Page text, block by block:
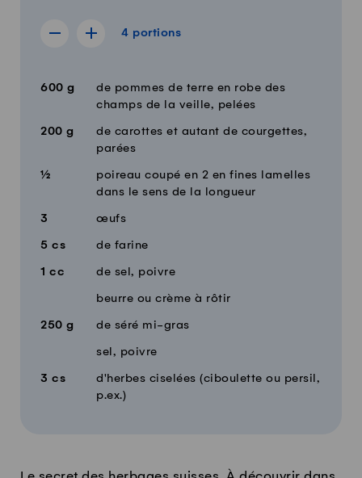
4 portions
Afficher la recette de 3 portions
Afficher la recette de 5 portions
4 portions
Quantité Ingrédients
600 g
de pommes de terre en robe des
champs de la veille, pelées
200 g
de carottes et autant de courgettes,
parées
½
poireau coupé en 2 en fines lamelles
dans le sens de la longueur
3 œufs
5 cs de farine
1 cc de sel, poivre
beurre ou crème à rôtir
250 g de séré mi-gras
sel, poivre
3 cs
d'herbes ciselées (ciboulette ou persil,
p.ex.)